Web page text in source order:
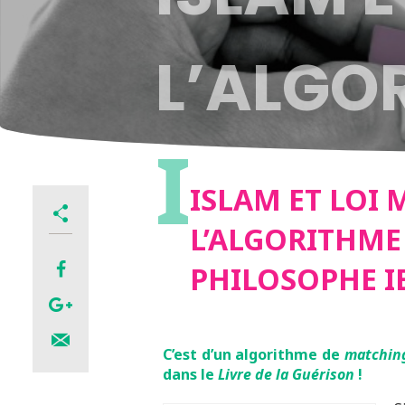
DU
IISLAM ET LOI
PHILOSOPHE
C’est d’un algorithme de
dans le Livre de la Guérison !